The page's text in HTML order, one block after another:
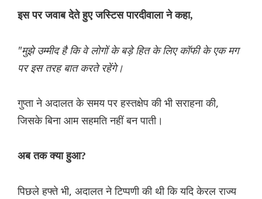
इस पर जवाब देते हुए जस्टिस पारदीवाला ने कहा,
"मुझे उम्मीद है कि वे लोगों के बड़े हित के लिए कॉफी के एक मग
पर इस तरह बात करते रहेंगे।
गुप्ता ने अदालत के समय पर हस्तक्षेप की भी सराहना की,
जिसके बिना आम सहमति नहीं बन पाती।
अब तक क्या हुआ?
पिछले हफ्ते भी, अदालत ने टिप्पणी की थी कि यदि केरल राज्य